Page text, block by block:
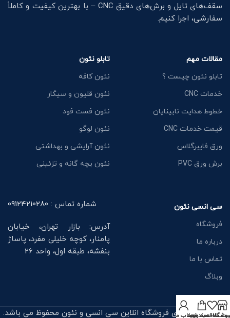
سقف‌های تایل و برش‌های دقیق CNC – با بهترین کیفیت و کاملاً
سفارشی، اجرا کنیم.
مقالات مهم
تابلو نئون چیست ؟
خدمات CNC
خطوط هدایت نابینایان
قیمت خدمات CNC
ورق فایبرگلاس
برش ورق PVC
تابلو نئون
نئون کافه
نئون قلیون و سیگار
نئون فست فود
نئون لوگو
نئون آرایشی و بهداشتی
نئون بچه گانه و تزئینی
سی انسی نئون
فروشگاه
درباره ما
تماس با ما
وبلاگ
شماره تماس : 09124210280
آدرس: بازار تهران، خیابان
پامنار، کوچه خلیلی مفرد، پاساژ
بنفشه، طبقه اول، واحد 26
تمامی حقوق برای فروشگاه انلاین سی انسی و نئون محفوظ می باشد.
علاقه‌مندی‌ها
سبد خریدحساب من